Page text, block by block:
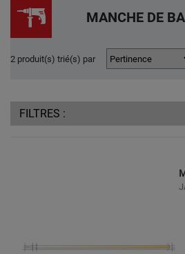
MANCHE DE
2 produit(s) trié(s) par
FILTRES :